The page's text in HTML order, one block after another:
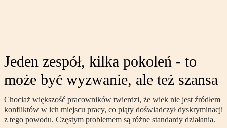
Jeden zespół, kilka pokoleń - to
może być wyzwanie, ale też szansa
Chociaż większość pracowników twierdzi, że wiek nie jest źródłem
konfliktów w ich miejscu pracy, co piąty doświadczył dyskryminacji
z tego powodu. Częstym problemem są różne standardy działania.